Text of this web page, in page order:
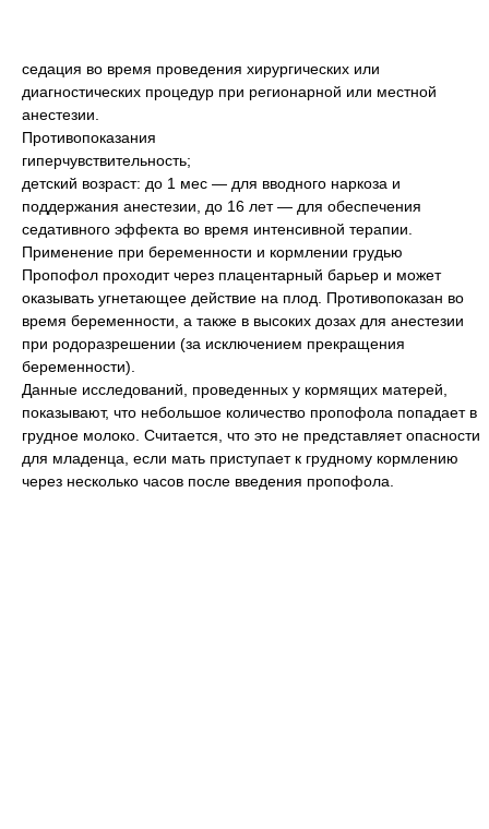
седация во время проведения хирургических или
диагностических процедур при регионарной или местной
анестезии.
Противопоказания
гиперчувствительность;
детский возраст: до 1 мес — для вводного наркоза и
поддержания анестезии, до 16 лет — для обеспечения
седативного эффекта во время интенсивной терапии.
Применение при беременности и кормлении грудью
Пропофол проходит через плацентарный барьер и может
оказывать угнетающее действие на плод. Противопоказан во
время беременности, а также в высоких дозах для анестезии
при родоразрешении (за исключением прекращения
беременности).
Данные исследований, проведенных у кормящих матерей,
показывают, что небольшое количество пропофола попадает в
грудное молоко. Считается, что это не представляет опасности
для младенца, если мать приступает к грудному кормлению
через несколько часов после введения пропофола.